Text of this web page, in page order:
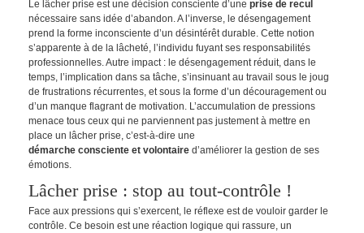
Le lâcher prise est une décision consciente d’une prise de recul
nécessaire sans idée d’abandon. A l’inverse, le désengagement
prend la forme inconsciente d’un désintérêt durable. Cette notion
s’apparente à de la lâcheté, l’individu fuyant ses responsabilités
professionnelles. Autre impact : le désengagement réduit, dans le
temps, l’implication dans sa tâche, s’insinuant au travail sous le joug
de frustrations récurrentes, et sous la forme d’un découragement ou
d’un manque flagrant de motivation. L’accumulation de pressions
menace tous ceux qui ne parviennent pas justement à mettre en
place un lâcher prise, c’est-à-dire une
démarche consciente et volontaired’améliorer la gestion de ses
émotions.
Lâcher prise : stop au tout-contrôle !
Face aux pressions qui s’exercent, le réflexe est de vouloir garder le
contrôle. Ce besoin est une réaction logique qui rassure, un